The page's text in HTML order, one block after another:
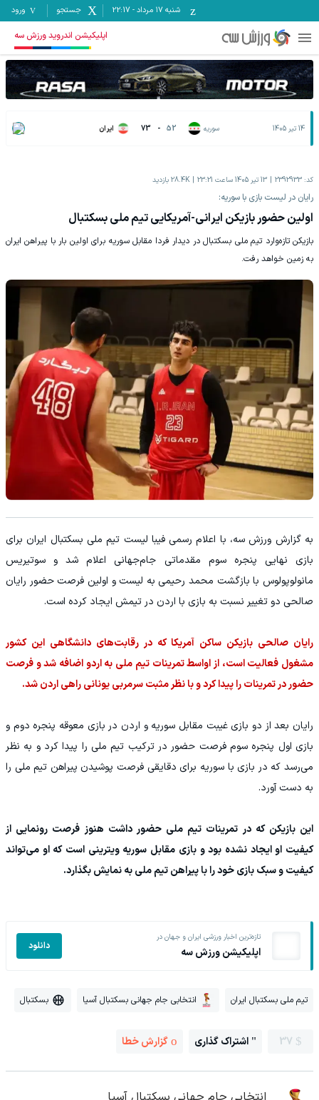
شنبه ۱۷ مرداد -
22:17 جستجو ورود
اپلیکیشن اندروید ورزش سه
14 تیر 1405 سوریه 52
-
73 ایران
کد: 2392933 13 تیر 1405 ساعت 23:21 28.4K بازدید
رایان در لیست بازی با سوریه:
اولین حضور بازیکن ایرانی-آمریکایی تیم ملی بسکتبال
بازیکن تازه‌وارد تیم ملی بسکتبال در دیدار فردا مقابل سوریه برای اولین بار با پیراهن ایران
به زمین خواهد رفت.
به گزارش ورزش سه، با اعلام رسمی فیبا لیست تیم ملی بسکتبال ایران برای
بازی نهایی پنجره سوم مقدماتی جام‌جهانی اعلام شد و سوتیریس
مانولوپولوس با بازگشت محمد رحیمی به لیست و اولین فرصت حضور رایان
صالحی دو تغییر نسبت به بازی با اردن در تیمش ایجاد کرده است.
رایان صالحی بازیکن ساکن آمریکا که در رقابت‌های دانشگاهی این کشور
مشغول فعالیت است، از اواسط تمرینات تیم ملی به اردو اضافه شد و فرصت
حضور در تمرینات را پیدا کرد و با نظر مثبت سرمربی یونانی راهی اردن شد.
رایان بعد از دو بازی غیبت مقابل سوریه و اردن در بازی معوقه پنجره دوم و
بازی اول پنجره سوم فرصت حضور در ترکیب تیم ملی را پیدا کرد و به نظر
می‌رسد که در بازی با سوریه برای دقایقی فرصت پوشیدن پیراهن تیم ملی را
به دست آورد.
این بازیکن که در تمرینات تیم ملی حضور داشت هنوز فرصت رونمایی از
کیفیت او ایجاد نشده بود و بازی مقابل سوریه ویترینی است که او می‌تواند
کیفیت و سبک بازی خود را با پیراهن تیم ملی به نمایش بگذارد.
تازه‌ترین اخبار ورزشی ایران و جهان در
اپلیکیشن ورزش سه دانلود
تیم ملی بسکتبال ایران انتخابی جام جهانی بسکتبال آسیا بسکتبال
37 اشتراک گذاری گزارش خطا